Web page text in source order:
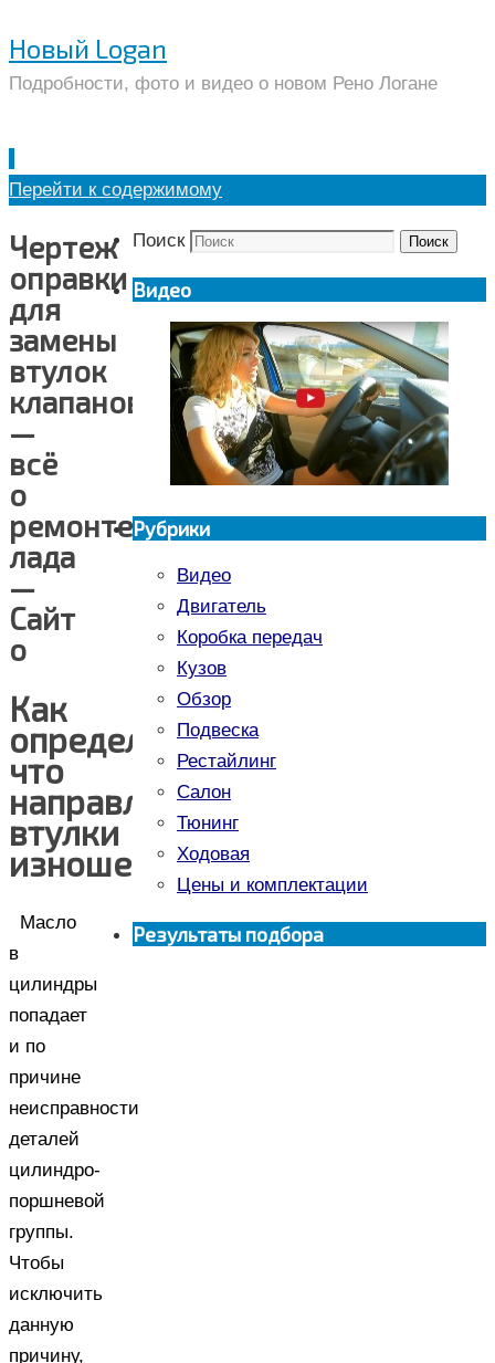
Новый Logan
Подробности, фото и видео о новом Рено Логане
Перейти к содержимому
Чертеж
оправки
для
замены
втулок
клапанов
—
всё
о
ремонте
лада
—
Сайт
о
Как
определить,
что
направляющие
втулки
изношены
Масло
в
цилиндры
попадает
и по
причине
неисправности
деталей
цилиндро-
поршневой
группы.
Чтобы
исключить
данную
причину,
Поиск Поиск
Видео
Рубрики
Видео
Двигатель
Коробка передач
Кузов
Обзор
Подвеска
Рестайлинг
Салон
Тюнинг
Ходовая
Цены и комплектации
Результаты подбора